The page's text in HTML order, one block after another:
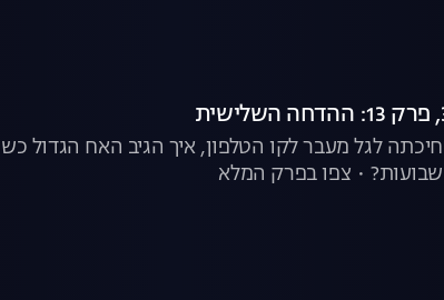
לגל מעבר לקו הטלפון, איך הגיב האח הגדול
• צפו בפרק המלא